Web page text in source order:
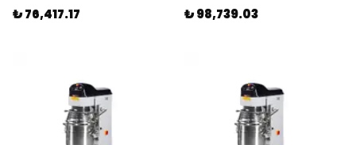
₺ 76,417.17 ₺ 98,739.03